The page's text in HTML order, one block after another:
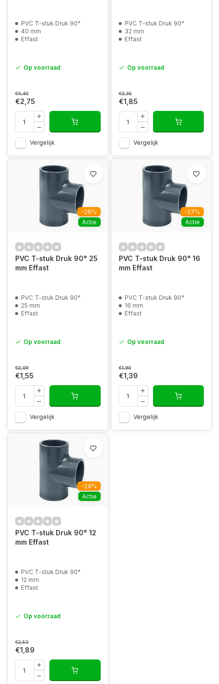
PVC T-stuk Druk 90°
40 mm
Effast
Op voorraad
€3,40
€2,75
Vergelijk
PVC T-stuk Druk 90°
32 mm
Effast
Op voorraad
€2,35
€1,85
Vergelijk
-26%
Actie
PVC T-stuk Druk 90° 25
mm Effast
PVC T-stuk Druk 90°
25 mm
Effast
Op voorraad
€2,09
€1,55
Vergelijk
-27%
Actie
PVC T-stuk Druk 90° 16
mm Effast
PVC T-stuk Druk 90°
16 mm
Effast
Op voorraad
€1,90
€1,39
Vergelijk
-24%
Actie
PVC T-stuk Druk 90° 12
mm Effast
PVC T-stuk Druk 90°
12 mm
Effast
Op voorraad
€2,50
€1,89